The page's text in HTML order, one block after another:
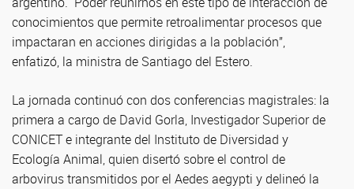
conocimientos que permite retroalimentar procesos que
impactaran en acciones dirigidas a la población”,
enfatizó, la ministra de Santiago del Estero.
La jornada continuó con dos conferencias magistrales: la
primera a cargo de David Gorla, Investigador Superior de
CONICET e integrante del Instituto de Diversidad y
Ecología Animal, quien disertó sobre el control de
arbovirus transmitidos por el Aedes aegypti y delineó la